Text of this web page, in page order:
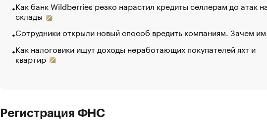
Как банк Wildberries резко нарастил кредиты селлерам до атак
склады
Сотрудники открыли новый способ вредить компаниям. Зачем
Как налоговики ищут доходы неработающих покупателей яхт и
квартир
Регистрация ФНС